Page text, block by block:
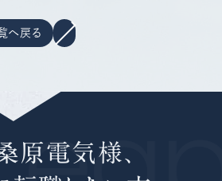
へ戻る
原電気様、